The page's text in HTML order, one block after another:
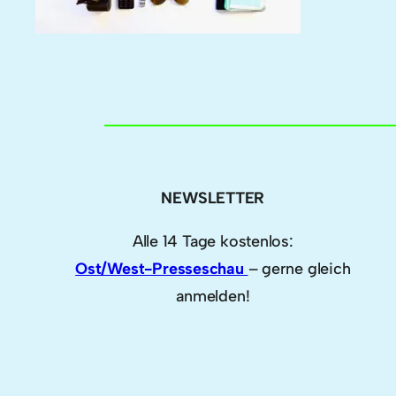
NEWSLETTER
Alle 14 Tage kostenlos:
Ost/West-Presseschau – gerne gleich
anmelden!